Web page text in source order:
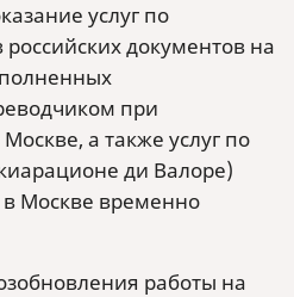
услуг по
документов на
при
а также услуг по
ди Валоре)
Москве временно
работы на